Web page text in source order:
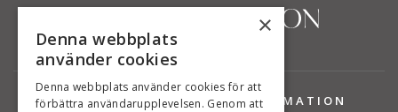
TJÄNSTER INFORMATION
×
Denna webbplats
använder cookies
Denna webbplats använder cookies för att
förbättra användarupplevelsen. Genom att